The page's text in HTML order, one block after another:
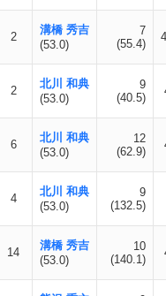
2
溝橋 秀吉
(53.0)
7
(55.4)
2
北川 和典
(53.0)
9
(40.5)
6
北川 和典
(53.0)
12
(62.9)
4
北川 和典
(53.0)
9
(132.5)
14
溝橋 秀吉
(53.0)
10
(140.1)